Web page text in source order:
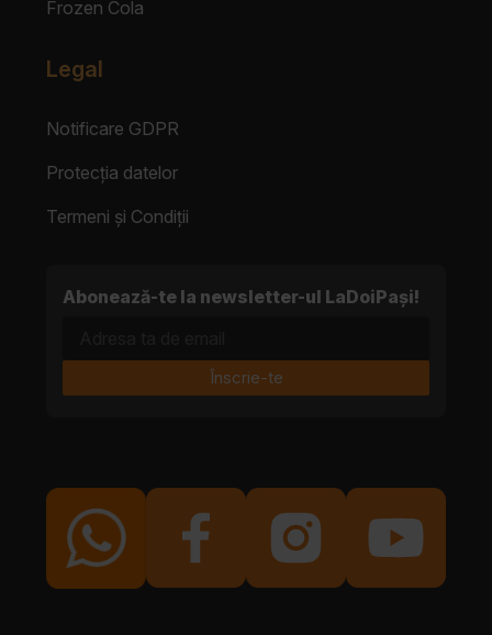
Frozen Cola
Legal
Notificare GDPR
Protecția datelor
Termeni și Condiții
Abonează-te la newsletter-ul LaDoiPași!
Înscrie-te